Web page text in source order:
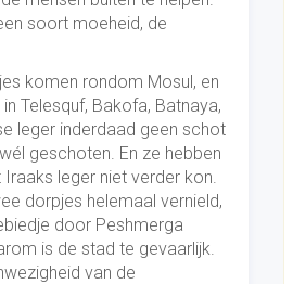
soort moeheid, de
komen rondom Mosul, en
Telesquf, Bakofa, Batnaya,
leger inderdaad geen schot
geschoten. En ze hebben
leger niet verder kon.
dorpjes helemaal vernield,
door Peshmerga
is de stad te gevaarlijk.
van de